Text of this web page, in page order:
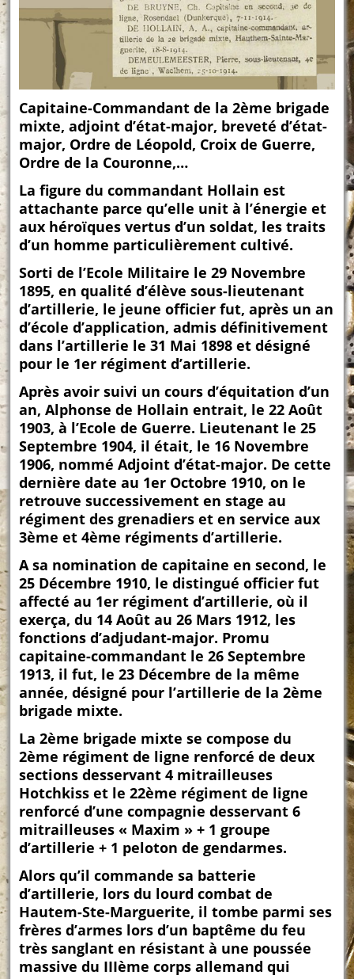
Capitaine-Commandant de la 2ème brigade
mixte, adjoint d’état-major, breveté d’état-
major, Ordre de Léopold, Croix de Guerre,
Ordre de la Couronne,…
La figure du commandant Hollain est
attachante parce qu’elle unit à l’énergie et
aux héroïques vertus d’un soldat, les traits
d’un homme particulièrement cultivé.
Sorti de l’Ecole Militaire le 29 Novembre
1895, en qualité d’élève sous-lieutenant
d’artillerie, le jeune officier fut, après un an
d’école d’application, admis définitivement
dans l’artillerie le 31 Mai 1898 et désigné
pour le 1er régiment d’artillerie.
Après avoir suivi un cours d’équitation d’un
an, Alphonse de Hollain entrait, le 22 Août
1903, à l’Ecole de Guerre. Lieutenant le 25
Septembre 1904, il était, le 16 Novembre
1906, nommé Adjoint d’état-major. De cette
dernière date au 1er Octobre 1910, on le
retrouve successivement en stage au
régiment des grenadiers et en service aux
3ème et 4ème régiments d’artillerie.
A sa nomination de capitaine en second, le
25 Décembre 1910, le distingué officier fut
affecté au 1er régiment d’artillerie, où il
exerça, du 14 Août au 26 Mars 1912, les
fonctions d’adjudant-major. Promu
capitaine-commandant le 26 Septembre
1913, il fut, le 23 Décembre de la même
année, désigné pour l’artillerie de la 2ème
brigade mixte.
La 2ème brigade mixte se compose du
2ème régiment de ligne renforcé de deux
sections desservant 4 mitrailleuses
Hotchkiss et le 22ème régiment de ligne
renforcé d’une compagnie desservant 6
mitrailleuses « Maxim » + 1 groupe
d’artillerie + 1 peloton de gendarmes.
Alors qu’il commande sa batterie
d’artillerie, lors du lourd combat de
Hautem-Ste-Marguerite, il tombe parmi ses
frères d’armes lors d’un baptême du feu
très sanglant en résistant à une poussée
massive du IIIème corps allemand qui